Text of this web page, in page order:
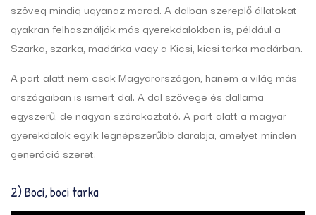
szöveg mindig ugyanaz marad. A dalban szereplő állatokat
gyakran felhasználják más gyerekdalokban is, például a
Szarka, szarka, madárka vagy a Kicsi, kicsi tarka madárban.
A part alatt nem csak Magyarországon, hanem a világ más
országaiban is ismert dal. A dal szövege és dallama
egyszerű, de nagyon szórakoztató. A part alatt a magyar
gyerekdalok egyik legnépszerűbb darabja, amelyet minden
generáció szeret.
2) Boci, boci tarka